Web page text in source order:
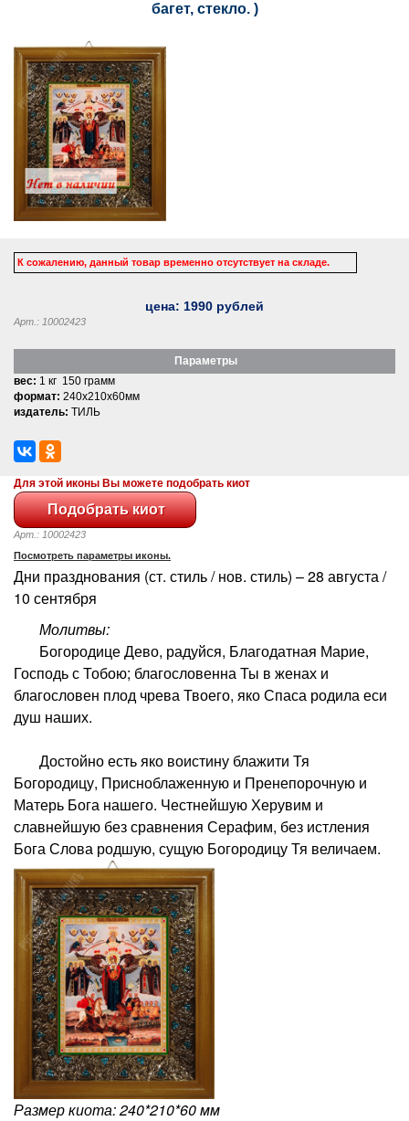
багет, стекло. )
К сожалению, данный товар временно отсутствует на складе.
цена: 1990 рублей
Арт.: 10002423
Параметры
вес: 1 кг 150 грамм
формат: 240x210x60мм
издатель: ТИЛЬ
Для этой иконы Вы можете подобрать киот
Арт.: 10002423
Посмотреть параметры иконы.
Дни празднования (ст. стиль / нов. стиль) – 28 августа /
10 сентября
Молитвы:
Богородице Дево, радуйся, Благодатная Марие,
Господь с Тобою; благословенна Ты в женах и
благословен плод чрева Твоего, яко Спаса родила еси
душ наших.
Достойно есть яко воистину блажити Тя
Богородицу, Присноблаженную и Пренепорочную и
Матерь Бога нашего. Честнейшую Херувим и
славнейшую без сравнения Серафим, без истления
Бога Слова родшую, сущую Богородицу Тя величаем.
Размер киота: 240*210*60 мм